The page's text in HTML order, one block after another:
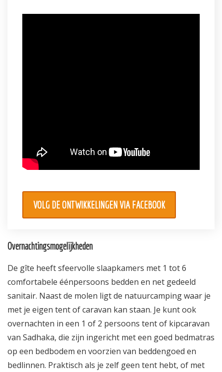
VOLG DE ONTWIKKELINGEN VIA FACEBOOK
Overnachtingsmogelijkheden
De gîte heeft sfeervolle slaapkamers met 1 tot 6
comfortabele éénpersoons bedden en net gedeeld
sanitair. Naast de molen ligt de natuurcamping waar je
met je eigen tent of caravan kan staan. Je kunt ook
overnachten in een 1 of 2 persoons tent of kipcaravan
van Sadhaka, die zijn ingericht met een goed bedmatras
op een bedbodem en voorzien van beddengoed en
bedlinnen. Praktisch als je zelf geen tent hebt, of met